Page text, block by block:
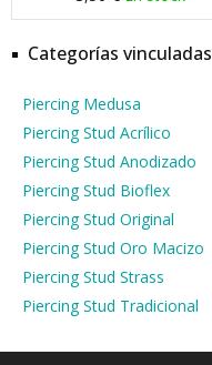
Categorías vinculadas
Piercing Medusa
Piercing Stud Acrílico
Piercing Stud Anodizado
Piercing Stud Bioflex
Piercing Stud Original
Piercing Stud Oro Macizo
Piercing Stud Strass
Piercing Stud Tradicional